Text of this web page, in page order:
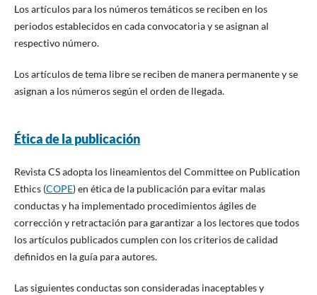
Los artículos para los números temáticos se reciben en los
periodos establecidos en cada convocatoria y se asignan al
respectivo número.
Los artículos de tema libre se reciben de manera permanente y se
asignan a los números según el orden de llegada.
Ética de la publicación
Revista CS adopta los lineamientos del Committee on Publication
Ethics (COPE) en ética de la publicación para evitar malas
conductas y ha implementado procedimientos ágiles de
corrección y retractación para garantizar a los lectores que todos
los artículos publicados cumplen con los criterios de calidad
definidos en la guía para autores.
Las siguientes conductas son consideradas inaceptables y